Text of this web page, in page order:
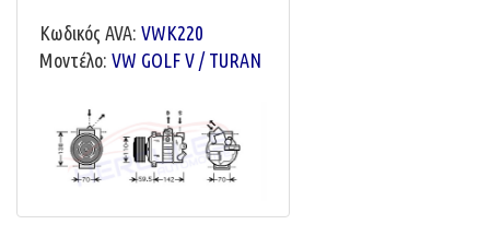
Κωδικός AVA: VWK220
Μοντέλο: VW GOLF V / TURAN